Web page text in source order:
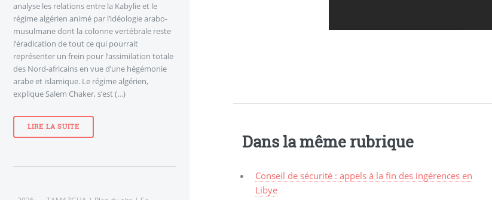
Dans la même rubrique
Conseil de sécurité : appels à la fin des ingérences en
Libye
analyse les relations entre la Kabylie et le
régime algérien animé par l’idéologie arabo-
musulmane dont la colonne vertébrale reste
l’éradication de tout ce qui pourrait
représenter un frein pour l’assimilation totale
des Nord-africains en vue d’une hégémonie
arabe et islamique. Le régime algérien,
explique Salem Chaker, s’est (…)
LIRE LA SUITE